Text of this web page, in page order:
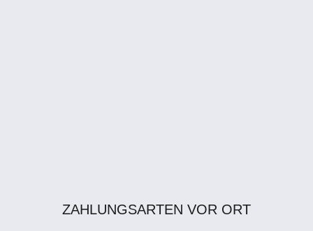
ZAHLUNGSARTEN VOR ORT